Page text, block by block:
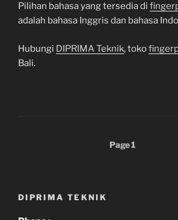
Pilihan bahasa yang tersedia di
adalah bahasa Inggris dan bahasa
Hubungi DIPRIMA Teknik, toko
Bali.
Page1
DIPRIMA TEKNIK